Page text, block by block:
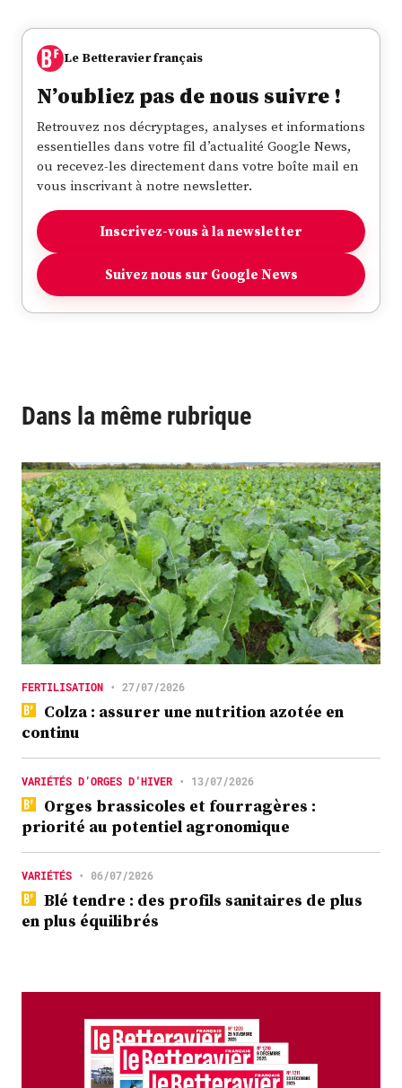
Le Betteravier français
N’oubliez pas de nous suivre !
Retrouvez nos décryptages, analyses et informations
essentielles dans votre fil d’actualité Google News,
ou recevez-les directement dans votre boîte mail en
vous inscrivant à notre newsletter.
Inscrivez-vous à la newsletter
Suivez nous sur Google News
Dans la même rubrique
FERTILISATION • 27/07/2026
Colza : assurer une nutrition azotée en
continu
VARIÉTÉS D’ORGES D’HIVER • 13/07/2026
Orges brassicoles et fourragères :
priorité au potentiel agronomique
VARIÉTÉS • 06/07/2026
Blé tendre : des profils sanitaires de plus
en plus équilibrés